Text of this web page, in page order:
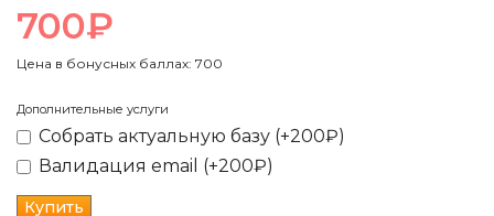
700₽
Цена в бонусных баллах: 700
Дополнительные услуги
Собрать актуальную базу (+200₽)
Валидация email (+200₽)